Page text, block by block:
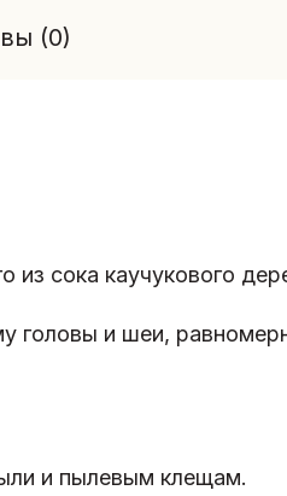
(0)
из сока каучукового
головы и шеи,
и пылевым клещам.